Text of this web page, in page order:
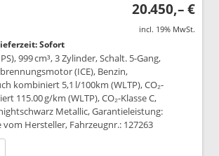
20.450,– €
incl. 19% MwSt.
Sofort
999 cm³, 3 Zylinder, Schalt. 5-Gang,
(ICE), Benzin,
kombiniert 5,1 l/100km (WLTP), CO₂-
115.00 g/km (WLTP), CO₂-Klasse C,
Metallic, Garantieleistung:
Hersteller, Fahrzeugnr.: 127263
Fahrzeugexposé drucken